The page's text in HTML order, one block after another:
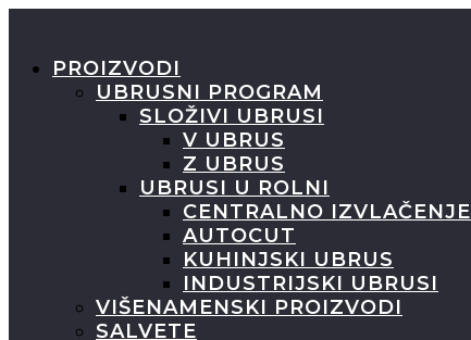
PROIZVODI
UBRUSNI PROGRAM
SLOŽIVI UBRUSI
V UBRUS
Z UBRUS
UBRUSI U ROLNI
CENTRALNO IZVLAČENJE
AUTOCUT
KUHINJSKI UBRUS
INDUSTRIJSKI UBRUSI
VIŠENAMENSKI PROIZVODI
SALVETE